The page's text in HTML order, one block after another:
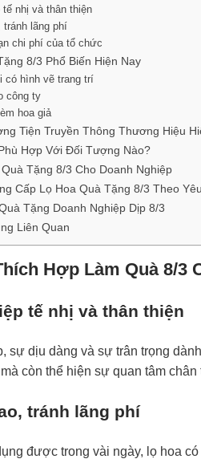
nhị và thân thiện
tránh lãng phí
chi phí của tổ chức
8/3 Phổ Biến Hiện Nay
có hình vẽ trang trí
công ty
hoa giả
Tiện Truyền Thông Thương Hiệu
Hợp Với Đối Tượng Nào?
Tặng 8/3 Cho Doanh Nghiệp
Cấp Lọ Hoa Quà Tặng 8/3 Theo
Tặng Doanh Nghiệp Dịp 8/3
Liên Quan
Hợp Làm Quà 8/3
tế nhị và thân thiện
sự dịu dàng và sự trân trọng
còn thể hiện sự quan tâm
tránh lãng phí
được trong vài ngày, lọ hoa